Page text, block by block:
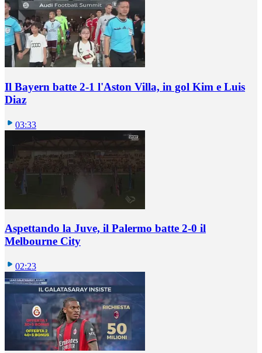
Il Bayern batte 2-1 l'Aston Villa, in gol Kim e Luis
Diaz
03:33
Aspettando la Juve, il Palermo batte 2-0 il
Melbourne City
02:23